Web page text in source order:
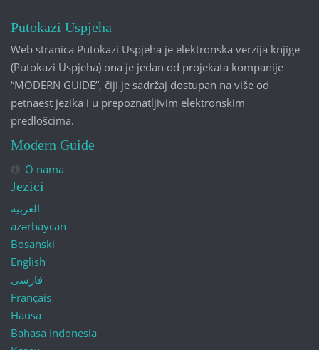
Putokazi Uspjeha
Web stranica Putokazi Uspjeha je elektronska verzija knjige
(Putokazi Uspjeha) ona je jedan od projekata kompanije
“MODERN GUIDE”, čiji je sadržaj dostupan na više od
petnaest jezika i u prepoznatljivim elektronskim
predlošcima.
Modern Guide
O nama
Jezici
العربية
azərbaycan
Bosanski
English
فارسی
Français
Hausa
Bahasa Indonesia